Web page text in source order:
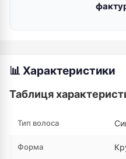
📊 Характеристики
Таблиця
Тип волоса
Форма